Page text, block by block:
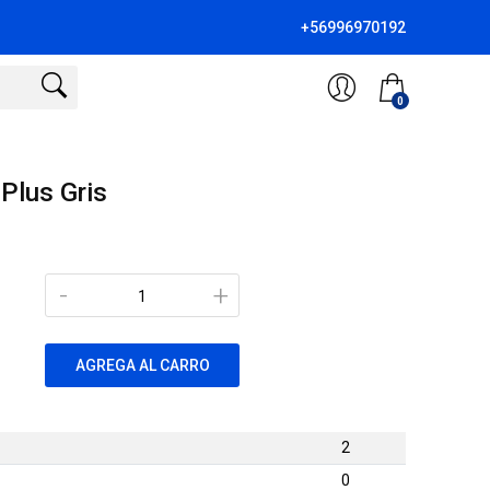
+56996970192
0
Gris
+
-
AGREGA AL CARRO
2
0